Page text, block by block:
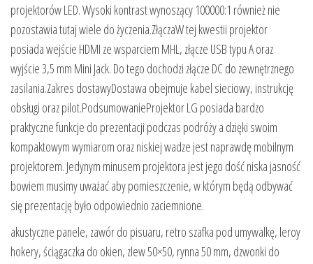
projektorów LED. Wysoki kontrast wynoszący 100000:1 również nie
pozostawia tutaj wiele do życzenia.ZłączaW tej kwestii projektor
posiada wejście HDMI ze wsparciem MHL, złącze USB typu A oraz
wyjście 3,5 mm Mini Jack. Do tego dochodzi złącze DC do zewnętrznego
zasilania.Zakres dostawyDostawa obejmuje kabel sieciowy, instrukcję
obsługi oraz pilot.PodsumowanieProjektor LG posiada bardzo
praktyczne funkcje do prezentacji podczas podróży a dzięki swoim
kompaktowym wymiarom oraz niskiej wadze jest naprawdę mobilnym
projektorem. Jedynym minusem projektora jest jego dość niska jasność
bowiem musimy uważać aby pomieszczenie, w którym będą odbywać
się prezentację było odpowiednio zaciemnione.
akustyczne panele, zawór do pisuaru, retro szafka pod umywalkę, leroy
hokery, ściągaczka do okien, zlew 50×50, rynna 50 mm, dzwonki do